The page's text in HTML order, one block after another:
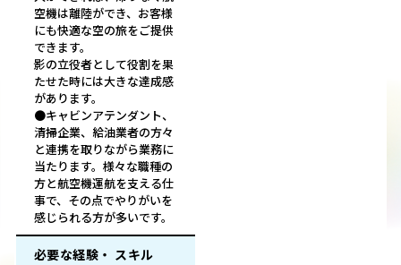
空機は離陸ができ、お客様
にも快適な空の旅をご提供
できます。
影の立役者として役割を果
たせた時には大きな達成感
があります。
●キャビンアテンダント、
清掃企業、給油業者の方々
と連携を取りながら業務に
当たります。様々な職種の
方と航空機運航を支える仕
事で、その点でやりがいを
感じられる方が多いです。
必要な経験・ スキル